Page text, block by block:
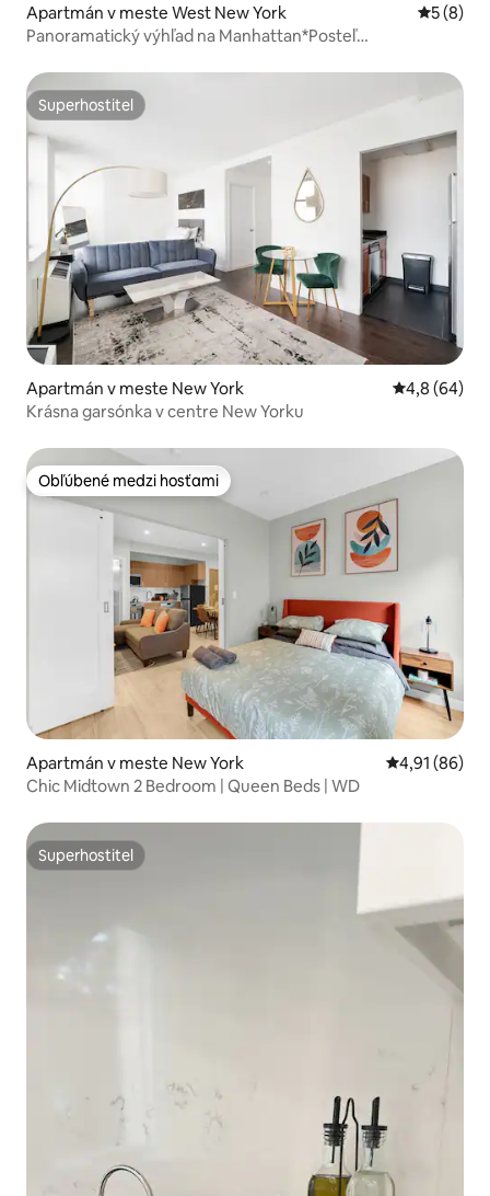
Apartmán v meste West New York
5 (8)
Panoramatický výhľad na Manhattan*Posteľ
Superhostiteľ
Superhostiteľ
Apartmán v meste New York Priemerné
4,8 (64)
Krásna garsónka v centre New Yorku
Obľúbené medzi hosťami
Obľúbené medzi hosťami
Apartmán v meste New York Priemerné
4,91 (86)
Chic Midtown 2 Bedroom | Queen Beds | WD
Superhostiteľ
Superhostiteľ